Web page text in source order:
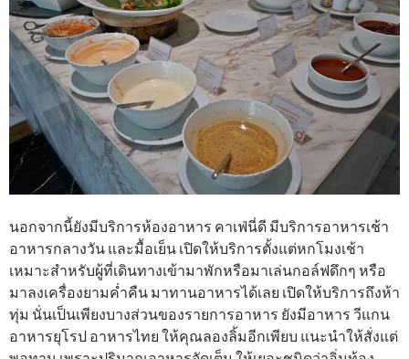
นอกจากนี้ยังมีบริการห้องอาหาร คาเฟ่นี่ดี มีบริการอาหารเช้า
อาหารกลางวัน และมื้อเย็น เปิดให้บริการตั้งแต่หกโมงเช้า
เหมาะสำหรับผู้ที่เดินทางเข้ามาพักหรือมาเล่นกอล์ฟดึกๆ หรือ
มาลงเครื่องยามค่ำคืน มาทานอาหารได้เลย เปิดให้บริการถึงห้า
ทุ่ม นั่นเป็นเพียงบางส่วนของรายการอาหาร ยังมีอาหาร วีแกน
อาหารยุโรป อาหารไทย ให้คุณลองลิ้มอีกเพียบ แนะนำให้สั่งแต่